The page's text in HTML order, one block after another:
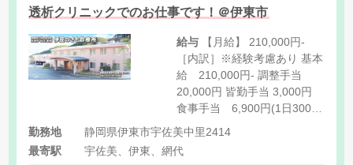
透析クリニックでのお仕事です！＠伊東市
給与
［内訳］※経験考慮あり 基本
給 210,000円- 調整手当
20,000円 皆勤手当 3,000円
食事手当 6,900円(1日300円
×23日計算) 住宅手当 7,000
円-10,000円 準夜勤手当
4,400(※給与により変動あ
勤務地
静岡県伊東市宇佐美中里2414
最寄駅
宇佐美、伊東、網代